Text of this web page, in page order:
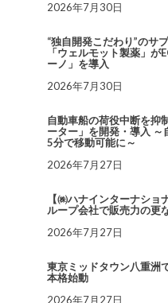
2026年7月30日
“独自開発こだわり”のサ
「ウェルモット製薬」が
ーノ」を導入
2026年7月30日
自動車船の荷役中断を抑
ーター」を開発・導入
5分で移動可能に～
2026年7月27日
【㈱ハナインターナシ
ループ会社で販売力の更
2026年7月27日
東京ミッドタウン八重洲
本格始動
2026年7月27日